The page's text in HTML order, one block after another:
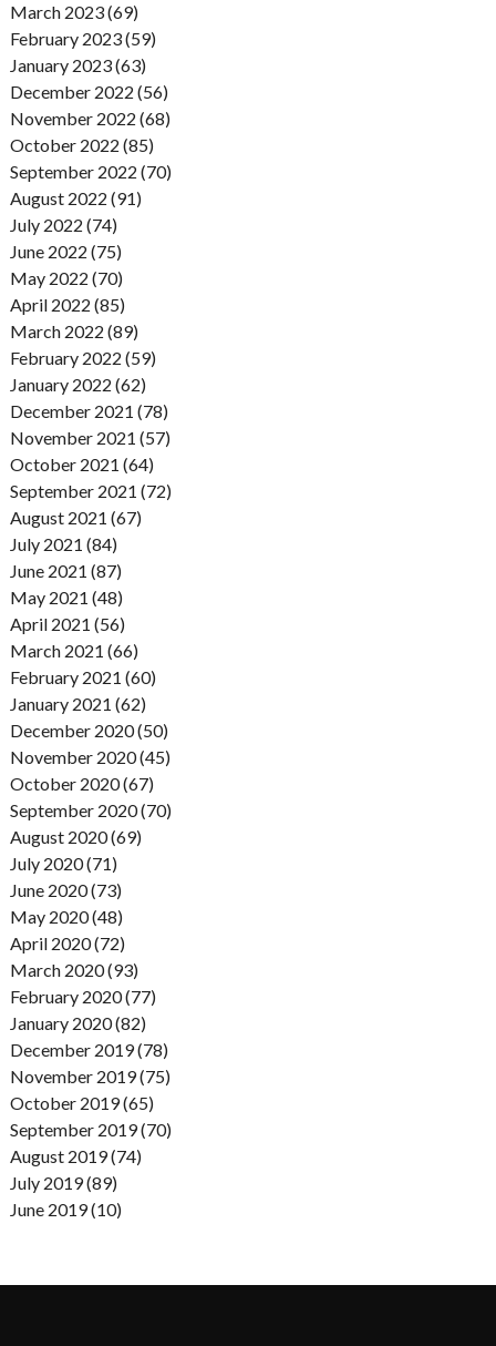
March 2023 (69)
February 2023 (59)
January 2023 (63)
December 2022 (56)
November 2022 (68)
October 2022 (85)
September 2022 (70)
August 2022 (91)
July 2022 (74)
June 2022 (75)
May 2022 (70)
April 2022 (85)
March 2022 (89)
February 2022 (59)
January 2022 (62)
December 2021 (78)
November 2021 (57)
October 2021 (64)
September 2021 (72)
August 2021 (67)
July 2021 (84)
June 2021 (87)
May 2021 (48)
April 2021 (56)
March 2021 (66)
February 2021 (60)
January 2021 (62)
December 2020 (50)
November 2020 (45)
October 2020 (67)
September 2020 (70)
August 2020 (69)
July 2020 (71)
June 2020 (73)
May 2020 (48)
April 2020 (72)
March 2020 (93)
February 2020 (77)
January 2020 (82)
December 2019 (78)
November 2019 (75)
October 2019 (65)
September 2019 (70)
August 2019 (74)
July 2019 (89)
June 2019 (10)